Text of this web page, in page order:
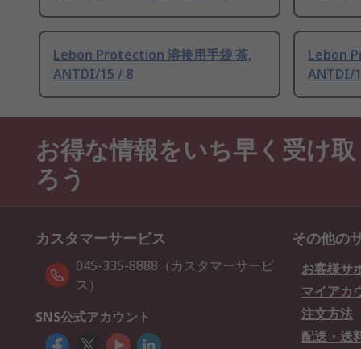
Lebon Protection 溶接用手袋 茶,
ANTDI/15 / 8
Lebon
ANTDI/
お得な情報をいち早く受け取
ろう
カスタマーサービス
045-335-8888（カスタマーサービ
ス）
SNS公式アカウント
その他の
お客様サ
マイアカ
注文方法
配送・送